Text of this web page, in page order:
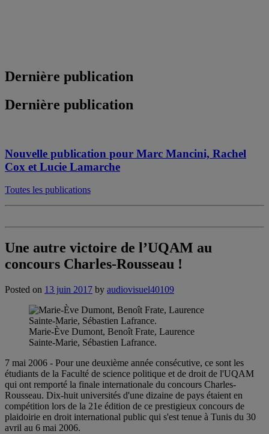
Dernière publication
Dernière publication
Nouvelle publication pour Marc Mancini, Rachel
Cox et Lucie Lamarche
Toutes les publications
Une autre victoire de l’UQAM au
concours Charles-Rousseau !
Posted on 13 juin 2017 by audiovisuel40109
Marie-Ève Dumont, Benoît Frate, Laurence
Sainte-Marie, Sébastien Lafrance.
7 mai 2006 - Pour une deuxième année consécutive, ce sont les
étudiants de la Faculté de science politique et de droit de l'UQAM
qui ont remporté la finale internationale du concours Charles-
Rousseau. Dix-huit universités d'une dizaine de pays étaient en
compétition lors de la 21e édition de ce prestigieux concours de
plaidoirie en droit international public qui s'est tenue à Tunis du 30
avril au 6 mai 2006.